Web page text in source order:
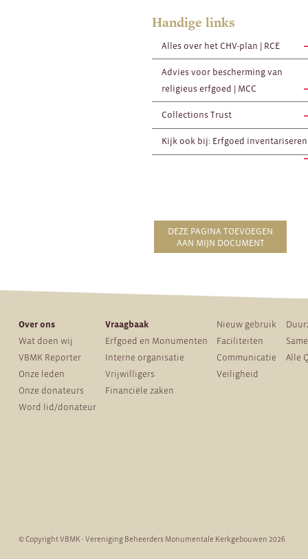
Handige links
Alles over het CHV-plan | RCE
Advies voor bescherming van
religieus erfgoed | MCC
Collections Trust
Kijk ook bij: Erfgoed inventariseren
DEZE PAGINA TOEVOEGEN
AAN MIJN DOCUMENT
Over ons
Wat doen wij
VBMK Reporter
Onze leden
Onze donateurs
Word lid/donateur
Vraagbaak
Erfgoed en Monumenten
Interne organisatie
Vrijwilligers
Financiële zaken
Nieuw gebruik
Faciliteiten
Communicatie
Veiligheid
Alle
© Copyright VBMK - Vereniging Beheerders Monumentale Kerkgebouwen 2026